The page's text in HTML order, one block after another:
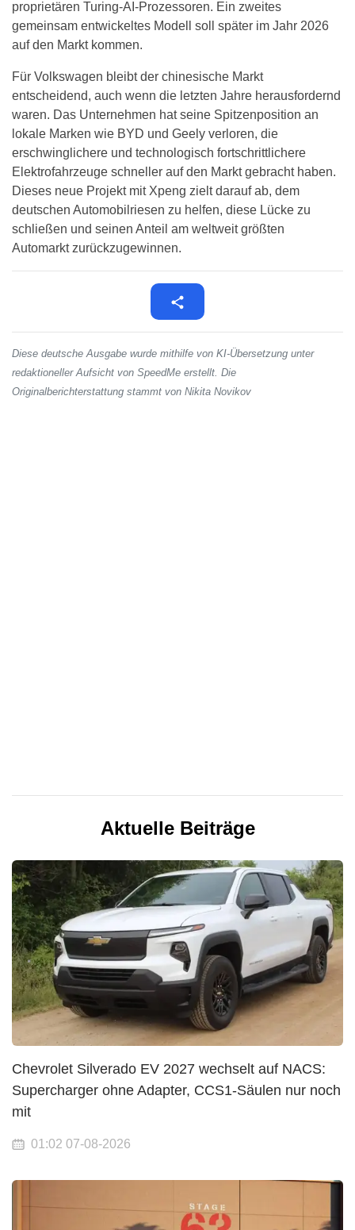
proprietären Turing-AI-Prozessoren. Ein zweites
gemeinsam entwickeltes Modell soll später im Jahr 2026
auf den Markt kommen.
Für Volkswagen bleibt der chinesische Markt
entscheidend, auch wenn die letzten Jahre herausfordernd
waren. Das Unternehmen hat seine Spitzenposition an
lokale Marken wie BYD und Geely verloren, die
erschwinglichere und technologisch fortschrittlichere
Elektrofahrzeuge schneller auf den Markt gebracht haben.
Dieses neue Projekt mit Xpeng zielt darauf ab, dem
deutschen Automobilriesen zu helfen, diese Lücke zu
schließen und seinen Anteil am weltweit größten
Automarkt zurückzugewinnen.
Diese deutsche Ausgabe wurde mithilfe von KI-Übersetzung unter
redaktioneller Aufsicht von SpeedMe erstellt. Die
Originalberichterstattung stammt von Nikita Novikov
Aktuelle Beiträge
Chevrolet Silverado EV 2027 wechselt auf NACS:
Supercharger ohne Adapter, CCS1-Säulen nur noch
mit
01:02 07-08-2026